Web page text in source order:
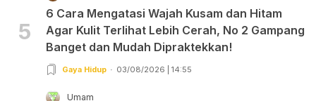
5
6 Cara Mengatasi Wajah Kusam dan Hitam
Agar Kulit Terlihat Lebih Cerah, No 2 Gampang
Banget dan Mudah Dipraktekkan!
Gaya Hidup 03/08/2026 | 14:55
Umam